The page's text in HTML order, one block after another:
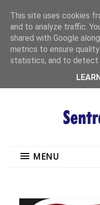
MENU
This site uses cookies
and to analyze traffic.
shared with Google
metrics to ensure
statistics, and to detect